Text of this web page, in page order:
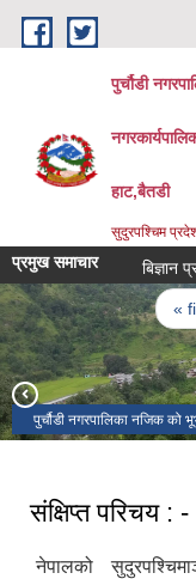
Skip to main content
पुर्चौडी
हाट,बैतडी
सुदुरपश्चिम
प्रमुख समाचार बिज्ञान
« first
पुर्चौडी नगरपालिका नजिक को
डिलाशैनी भगवती मन्दिर
संक्षिप्त परिचय : -
नेपालको